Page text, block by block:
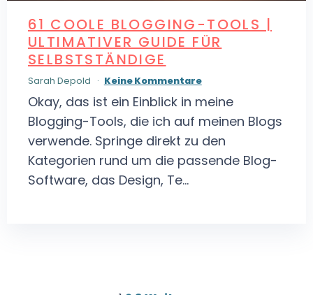
61 COOLE BLOGGING-TOOLS |
ULTIMATIVER GUIDE FÜR
SELBSTSTÄNDIGE
Sarah Depold Keine Kommentare
Okay, das ist ein Einblick in meine
Blogging-Tools, die ich auf meinen Blogs
verwende. Springe direkt zu den
Kategorien rund um die passende Blog-
Software, das Design, Te...